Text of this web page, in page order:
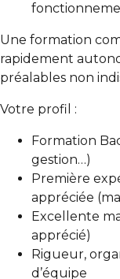
Une formation
rapidement
préalables non
Votre profil :
Formation
gestion…)
Première
appréciée
Excellente
apprécié)
Rigueur,
d’équipe